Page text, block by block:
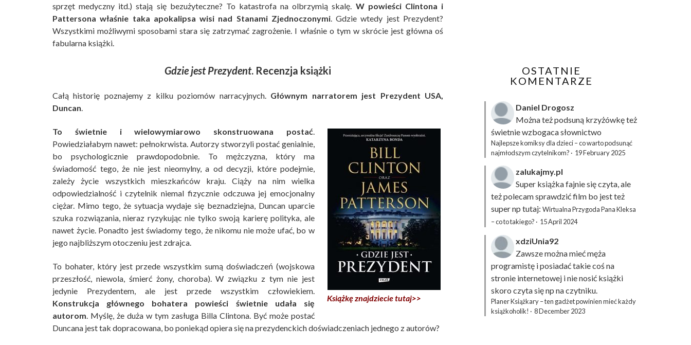
sprzęt medyczny itd.) stają się bezużyteczne? To katastrofa na olbrzymią skalę. W powieści Clintona i
Pattersona właśnie taka apokalipsa wisi nad Stanami Zjednoczonymi. Gdzie wtedy jest Prezydent?
Wszystkimi możliwymi sposobami stara się zatrzymać zagrożenie. I właśnie o tym w skrócie jest główna oś
fabularna książki.
Gdzie jest Prezydent. Recenzja książki
Całą historię poznajemy z kilku poziomów narracyjnych. Głównym narratorem jest Prezydent USA,
Duncan.
Książkę znajdziecie tutaj>>
To świetnie i wielowymiarowo skonstruowana postać.
Powiedziałabym nawet: pełnokrwista. Autorzy stworzyli postać genialnie,
bo psychologicznie prawdopodobnie. To mężczyzna, który ma
świadomość tego, że nie jest nieomylny, a od decyzji, które podejmie,
zależy życie wszystkich mieszkańców kraju. Ciąży na nim wielka
odpowiedzialność i czytelnik niemal fizycznie odczuwa jej emocjonalny
ciężar. Mimo tego, że sytuacja wydaje się beznadziejna, Duncan uparcie
szuka rozwiązania, nieraz ryzykując nie tylko swoją karierę polityka, ale
nawet życie. Ponadto jest świadomy tego, że nikomu nie może ufać, bo w
jego najbliższym otoczeniu jest zdrajca.
To bohater, który jest przede wszystkim sumą doświadczeń (wojskowa
przeszłość, niewola, śmierć żony, choroba). W związku z tym nie jest
jedynie Prezydentem, ale jest przede wszystkim człowiekiem.
Konstrukcja głównego bohatera powieści świetnie udała się
autorom. Myślę, że duża w tym zasługa Billa Clintona. Być może postać
Duncana jest tak dopracowana, bo poniekąd opiera się na prezydenckich doświadczeniach jednego z autorów?
OSTATNIE
KOMENTARZE
Daniel Drogosz
Można też podsuną krzyżówkęteż
świetnie wzbogaca słownictwo
Najlepsze komiksy dla dzieci – co warto podsunąć
najmłodszym czytelnikom? · 19 February 2025
zalukajmy.pl
Super książka fajnie się czyta, ale
też polecam sprawdzić film bo jest też
super np tutaj: Wirtualna Przygoda Pana Kleksa
– co to takiego? · 15 April 2024
xdziUnia92
Zawsze można mieć męża
programistę i posiadać takie coś na
stronie internetowej i nie nosić książki
skoro czyta się np na czytniku.
Planer Książkary – ten gadżet powinien mieć każdy
książkoholik! · 8 December 2023